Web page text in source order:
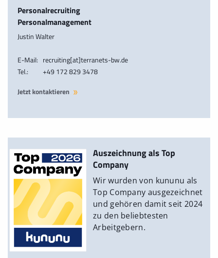
Personalrecruiting
Personalmanagement
Justin Walter
E-Mail: recruiting[at]terranets-bw.de
Tel.:
+49 172 829 3478
Jetzt kontaktieren
Auszeichnung als Top
Company
Wir wurden von kununu als
Top Company ausgezeichnet
und gehören damit seit 2024
zu den beliebtesten
Arbeitgebern.